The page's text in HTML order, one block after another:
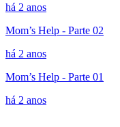
há 2 anos
Mom’s Help - Parte 02
há 2 anos
Mom’s Help - Parte 01
há 2 anos